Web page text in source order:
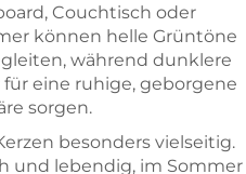
Couchtisch oder
können helle Grüntöne
während dunklere
eine ruhige, geborgene
sorgen.
besonders vielseitig.
und lebendig, im Sommer